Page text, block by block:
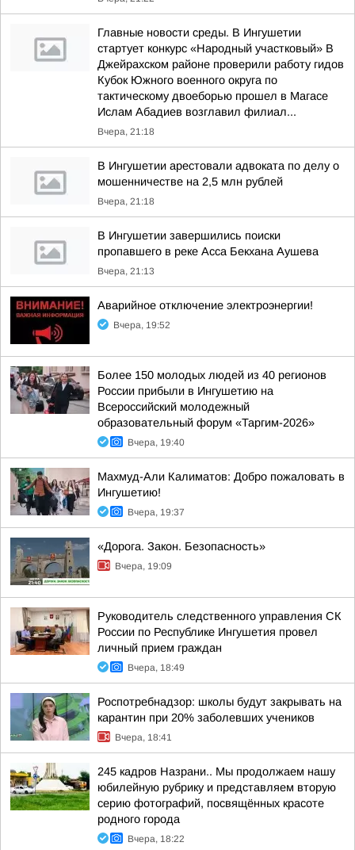
Главные новости среды. В Ингушетии
стартует конкурс «Народный участковый» В
Джейрахском районе проверили работу гидов
Кубок Южного военного округа по
тактическому двоеборью прошел в Магасе
Ислам Абадиев возглавил филиал...
Вчера, 21:18
В Ингушетии арестовали адвоката по делу о
мошенничестве на 2,5 млн рублей
Вчера, 21:18
В Ингушетии завершились поиски
пропавшего в реке Асса Бекхана Аушева
Вчера, 21:13
Аварийное отключение электроэнергии!
Вчера, 19:52
Более 150 молодых людей из 40 регионов
России прибыли в Ингушетию на
Всероссийский молодежный
образовательный форум «Таргим-2026»
Вчера, 19:40
Махмуд-Али Калиматов: Добро пожаловать в
Ингушетию!
Вчера, 19:37
«Дорога. Закон. Безопасность»
Вчера, 19:09
Руководитель следственного управления СК
России по Республике Ингушетия провел
личный прием граждан
Вчера, 18:49
Роспотребнадзор: школы будут закрывать на
карантин при 20% заболевших учеников
Вчера, 18:41
245 кадров Назрани.. Мы продолжаем нашу
юбилейную рубрику и представляем вторую
серию фотографий, посвящённых красоте
родного города
Вчера, 18:22